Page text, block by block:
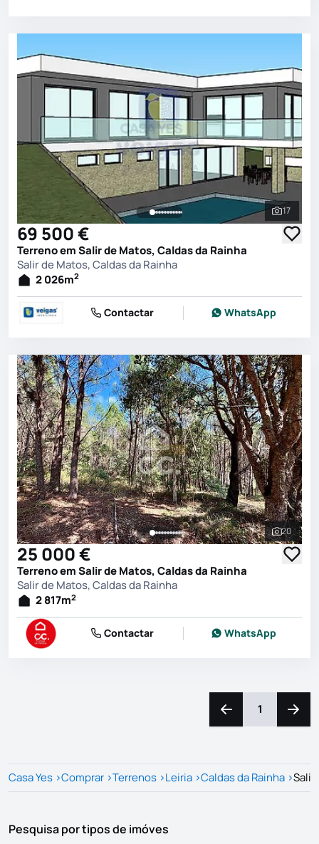
Ver
17
69 500 €
Terreno em Salir de Matos, Caldas da Rainha
Salir de Matos, Caldas da Rainha
2 026m2
Contactar WhatsApp
Ver
20
25 000 €
Terreno em Salir de Matos, Caldas da Rainha
Salir de Matos, Caldas da Rainha
2 817m2
Contactar WhatsApp
Navegação para a
1
Casa Yes >Comprar >Terrenos >Leiria >Caldas da Rainha >Salir
Pesquisa por tipos de imóves